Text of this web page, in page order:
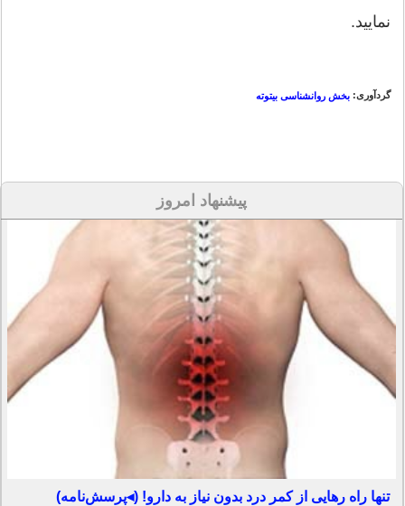
نمایید.
گردآوری: بخش روانشناسی بیتوته
پیشنهاد امروز
تنها راه رهایی از کمر درد بدون نیاز به دارو! (◂پرسش‌نامه)